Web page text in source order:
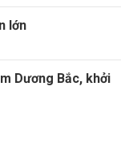
lớn
Dương Bắc, khởi